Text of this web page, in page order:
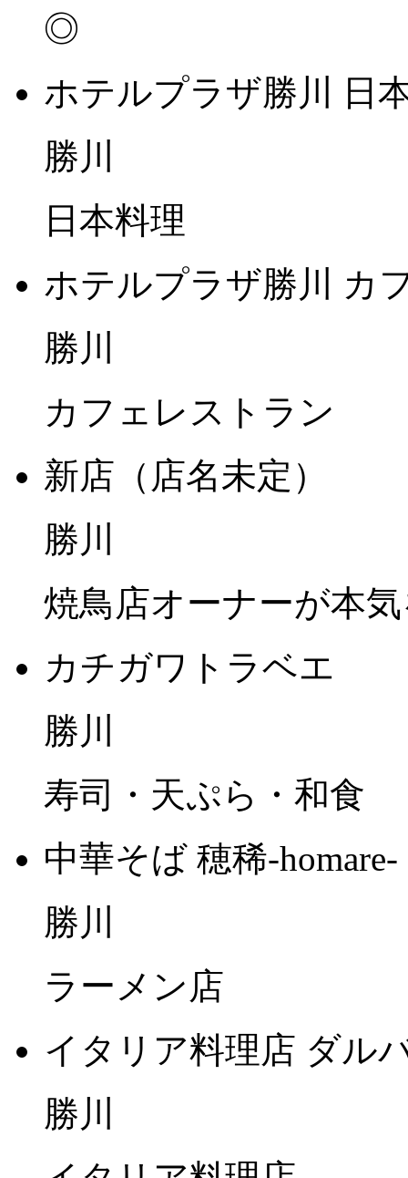
◎
ホテルプラザ勝川 日
勝川
日本料理
ホテルプラザ勝川 カ
勝川
カフェレストラン
新店（店名未定）
勝川
焼鳥店オーナーが本
カチガワトラベエ
勝川
寿司・天ぷら・和食
中華そば 穂稀-homare-
勝川
ラーメン店
イタリア料理店 ダル
勝川